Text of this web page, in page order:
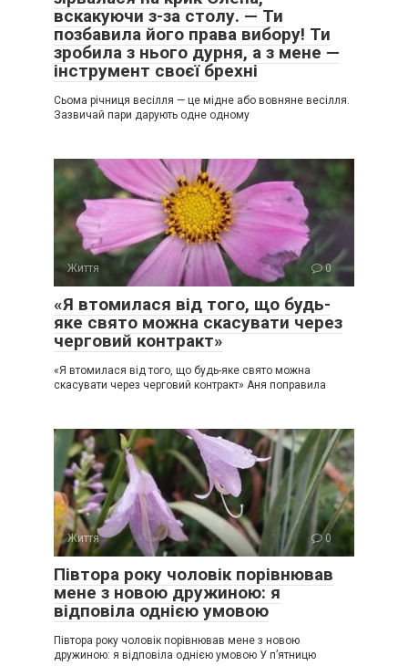
вскакуючи з-за столу. — Ти
позбавила його права вибору! Ти
зробила з нього дурня, а з мене —
інструмент своєї брехні
Сьома річниця весілля — це мідне або вовняне весілля.
Зазвичай пари дарують одне одному
Життя 0
«Я втомилася від того, що будь-
яке свято можна скасувати через
черговий контракт»
«Я втомилася від того, що будь-яке свято можна
скасувати через черговий контракт» Аня поправила
Життя 0
Півтора року чоловік порівнював
мене з новою дружиною: я
відповіла однією умовою
Півтора року чоловік порівнював мене з новою
дружиною: я відповіла однією умовою У п’ятницю